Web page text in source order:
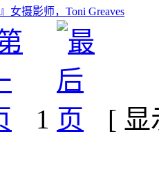
女摄影师，Toni Greaves
1 [